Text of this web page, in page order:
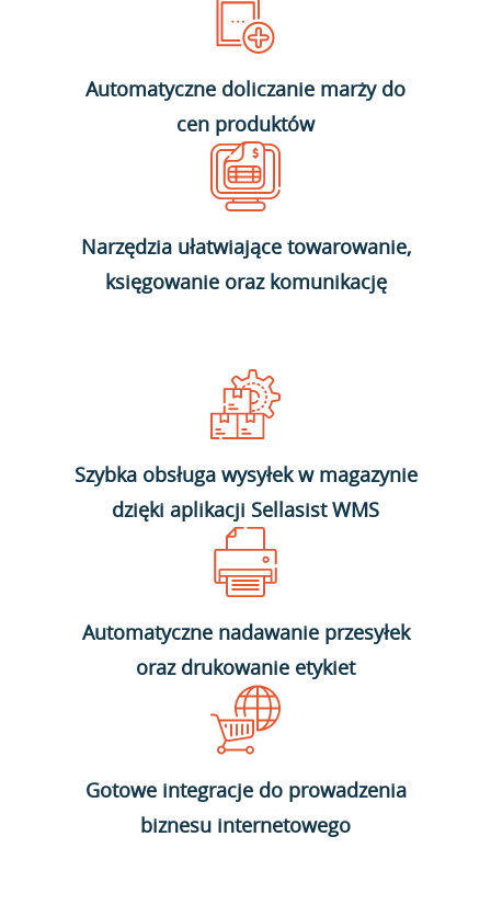
Automatyczne doliczanie marży do
cen produktów
Narzędzia ułatwiające towarowanie,
księgowanie oraz komunikację
Szybka obsługa wysyłek w magazynie
dzięki aplikacji Sellasist WMS
Automatyczne nadawanie przesyłek
oraz drukowanie etykiet
Gotowe integracje do prowadzenia
biznesu internetowego